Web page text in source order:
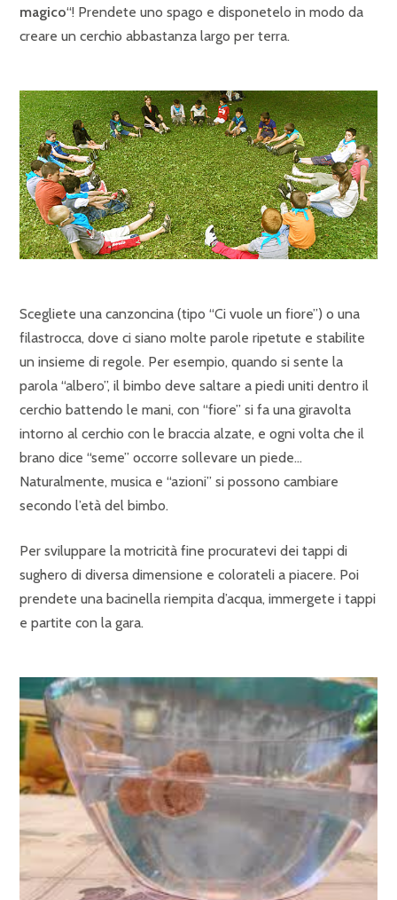
magico“! Prendete uno spago e disponetelo in modo da
creare un cerchio abbastanza largo per terra.
Scegliete una canzoncina (tipo “Ci vuole un fiore”) o una
filastrocca, dove ci siano molte parole ripetute e stabilite
un insieme di regole. Per esempio, quando si sente la
parola “albero”, il bimbo deve saltare a piedi uniti dentro il
cerchio battendo le mani, con “fiore” si fa una giravolta
intorno al cerchio con le braccia alzate, e ogni volta che il
brano dice “seme” occorre sollevare un piede…
Naturalmente, musica e “azioni” si possono cambiare
secondo l’età del bimbo.
Per sviluppare la motricità fine procuratevi dei tappi di
sughero di diversa dimensione e colorateli a piacere. Poi
prendete una bacinella riempita d’acqua, immergete i tappi
e partite con la gara.